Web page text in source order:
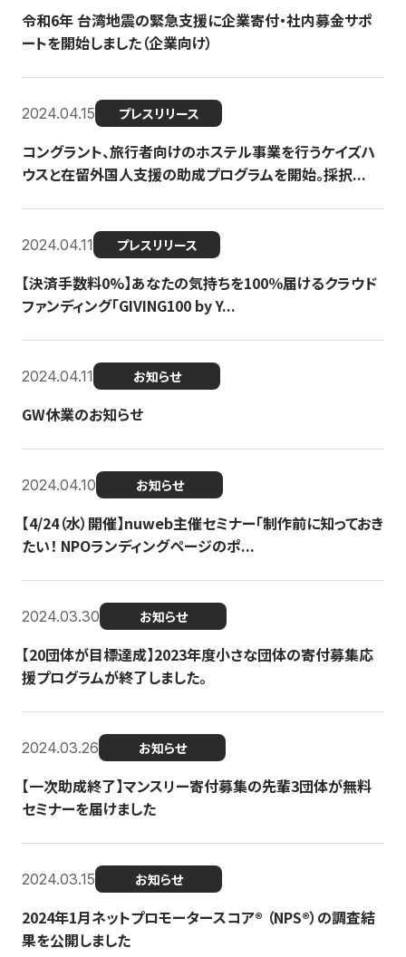
令和6年 台湾地震の緊急支援に企業寄付・社内募金サポ
ートを開始しました（企業向け）
2024.04.15 プレスリリース
コングラント、旅行者向けのホステル事業を行うケイズハ
ウスと在留外国人支援の助成プログラムを開始。採択...
2024.04.11 プレスリリース
【決済手数料0%】あなたの気持ちを100％届けるクラウド
ファンディング「GIVING100 by Y...
2024.04.11 お知らせ
GW休業のお知らせ
2024.04.10 お知らせ
【4/24（水）開催】nuweb主催セミナー「制作前に知っておき
たい！ NPOランディングページのポ...
2024.03.30 お知らせ
【20団体が目標達成】2023年度小さな団体の寄付募集応
援プログラムが終了しました。
2024.03.26 お知らせ
【一次助成終了】マンスリー寄付募集の先輩3団体が無料
セミナーを届けました
2024.03.15 お知らせ
2024年1月ネットプロモータースコア®︎ （NPS®︎）の調査結
果を公開しました